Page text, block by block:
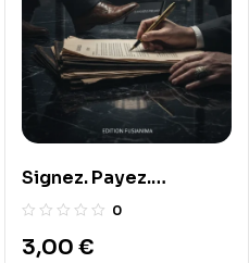
Signez. Payez.
Survivez. 0
3,00 €